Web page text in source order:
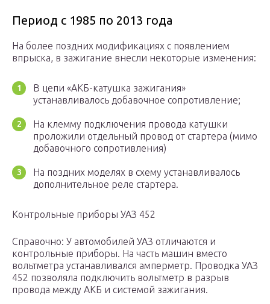
Период с 1985 по 2013 года
На более поздних модификациях с появлением
впрыска, в зажигание внесли некоторые изменения:
В цепи «АКБ-катушка зажигания»
устанавливалось добавочное сопротивление;
На клемму подключения провода катушки
проложили отдельный провод от стартера (мимо
добавочного сопротивления)
На поздних моделях в схему устанавливалось
дополнительное реле стартера.
Контрольные приборы УАЗ 452
Справочно: У автомобилей УАЗ отличаются и
контрольные приборы. На часть машин вместо
вольтметра устанавливался амперметр. Проводка УАЗ
452 позволяла подключить вольтметр в разрыв
провода между АКБ и системой зажигания.